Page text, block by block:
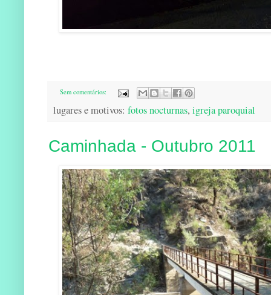
Sem comentários:
lugares e motivos: fotos nocturnas, igreja paroquial
Caminhada - Outubro 2011